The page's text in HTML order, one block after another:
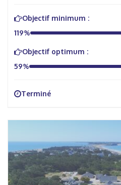
Objectif minimum :
119%
Objectif optimum :
59%
Terminé